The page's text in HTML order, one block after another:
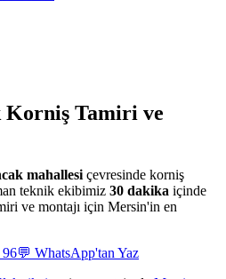
Korniş Tamiri ve
mahallesi çevresinde korniş
teknik ekibimiz 30 dakika içinde
ve montajı için Mersin'in en
96💬 WhatsApp'tan Yaz